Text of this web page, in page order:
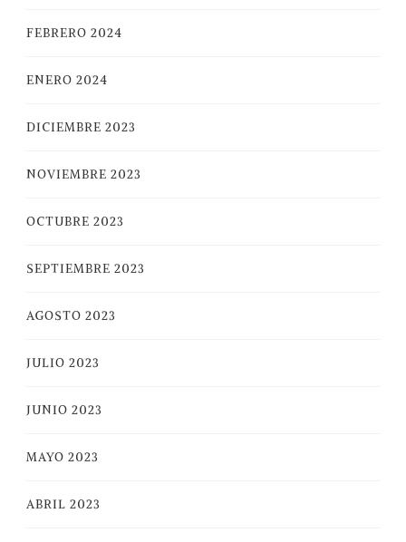
FEBRERO 2024
ENERO 2024
DICIEMBRE 2023
NOVIEMBRE 2023
OCTUBRE 2023
SEPTIEMBRE 2023
AGOSTO 2023
JULIO 2023
JUNIO 2023
MAYO 2023
ABRIL 2023